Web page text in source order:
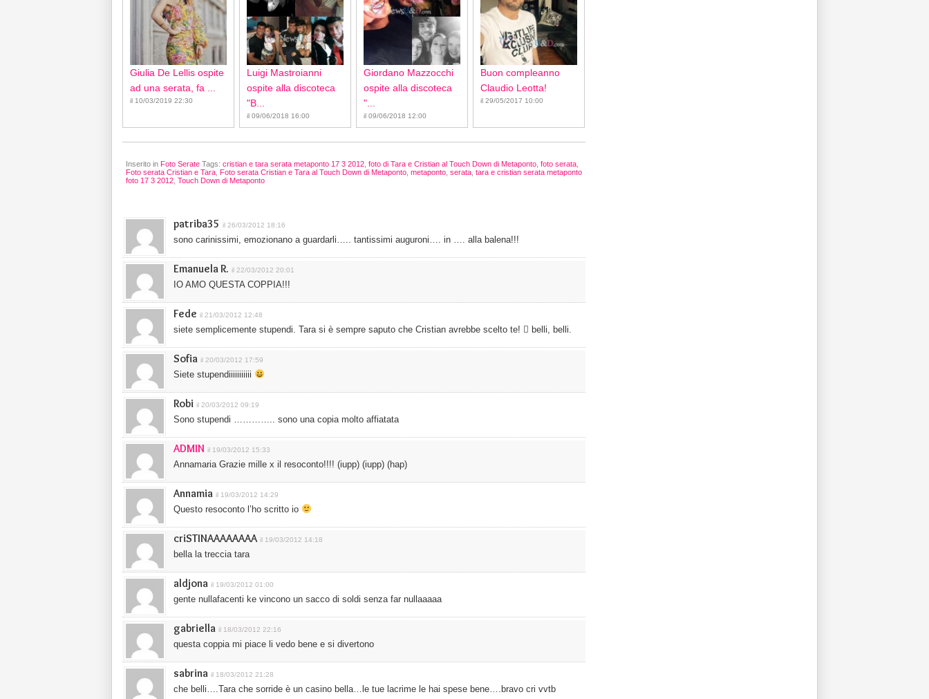
Giulia De Lellis ospite
ad una serata, fa ...
il 10/03/2019 22:30
Luigi Mastroianni
ospite alla discoteca
"B...
il 09/06/2018 16:00
Giordano Mazzocchi
ospite alla discoteca
"...
il 09/06/2018 12:00
Buon compleanno
Claudio Leotta!
il 29/05/2017 10:00
Inserito in Foto Serate Tags: cristian e tara serata metaponto 17 3 2012 foto di Tara e Cristian al Touch Down di Metaponto foto serata
Foto serata Cristian e Tara Foto serata Cristian e Tara al Touch Down di Metaponto metaponto serata tara e cristian serata metaponto
foto 17 3 2012 Touch Down di Metaponto
patriba35 il 26/03/2012 18:16
sono carinissimi, emozionano a guardarli….. tantissimi auguroni…. in …. alla balena!!!
Emanuela R. il 22/03/2012 20:01
IO AMO QUESTA COPPIA!!!
Fede il 21/03/2012 12:48
siete semplicemente stupendi. Tara si è sempre saputo che Cristian avrebbe scelto te!  belli, belli.
Sofia il 20/03/2012 17:59
Siete stupendiiiiiiiiiii
Robi il 20/03/2012 09:19
Sono stupendi ………….. sono una copia molto affiatata
ADMIN il 19/03/2012 15:33
Annamaria Grazie mille x il resoconto!!!! (iupp) (iupp) (hap)
Annamia il 19/03/2012 14:29
Questo resoconto l’ho scritto io
criSTINAAAAAAAA il 19/03/2012 14:18
bella la treccia tara
aldjona il 19/03/2012 01:00
gente nullafacenti ke vincono un sacco di soldi senza far nullaaaaa
gabriella il 18/03/2012 22:16
questa coppia mi piace li vedo bene e si divertono
sabrina il 18/03/2012 21:28
che belli….Tara che sorride è un casino bella…le tue lacrime le hai spese bene….bravo cri vvtb